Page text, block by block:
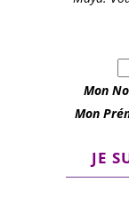
Mon
Mon
JE